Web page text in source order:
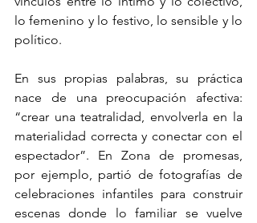
lo femenino y lo festivo, lo sensible y lo
político.
En sus propias palabras, su práctica
nace de una preocupación afectiva:
“crear una teatralidad, envolverla en la
materialidad correcta y conectar con el
espectador”. En Zona de promesas,
por ejemplo, partió de fotografías de
celebraciones infantiles para construir
escenas donde lo familiar se vuelve